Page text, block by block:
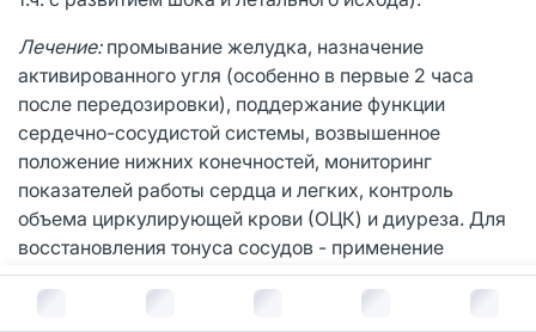
В корзину за руб.
Лечение: промывание желудка, назначение
активированного угля (особенно в первые 2 часа
после передозировки), поддержание функции
сердечно-сосудистой системы, возвышенное
положение нижних конечностей, мониторинг
показателей работы сердца и легких, контроль
объема циркулирующей крови (ОЦК) и диуреза. Для
восстановления тонуса сосудов - применение
сосудосуживающих средств (при отсутствии